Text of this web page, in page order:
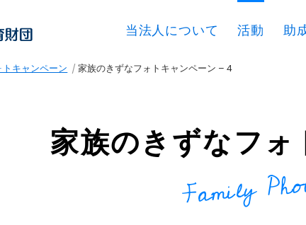
当法人について 活動 助
キャンペーン 家族のきずなフォトキャンペーン – 4
家族のきずなフ
Family